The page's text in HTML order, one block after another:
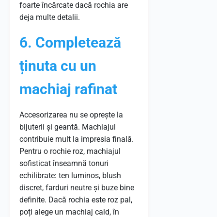
foarte încărcate dacă rochia are
deja multe detalii.
6. Completează
ținuta cu un
machiaj rafinat
Accesorizarea nu se oprește la
bijuterii și geantă. Machiajul
contribuie mult la impresia finală.
Pentru o rochie roz, machiajul
sofisticat înseamnă tonuri
echilibrate: ten luminos, blush
discret, farduri neutre și buze bine
definite. Dacă rochia este roz pal,
poți alege un machiaj cald, în